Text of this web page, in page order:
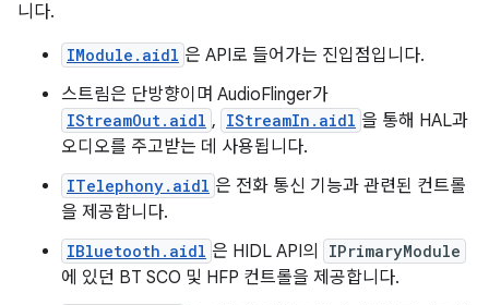
니다.
IModule.aidl 은 API로 들어가는 진입점입니다.
스트림은 단방향이며 AudioFlinger가
IStreamOut.aidl , IStreamIn.aidl 을 통해 HAL과
오디오를 주고받는 데 사용됩니다.
ITelephony.aidl 은 전화 통신 기능과 관련된 컨트롤
을 제공합니다.
IBluetooth.aidl 은 HIDL API의 IPrimaryModule
에 있던 BT SCO 및 HFP 컨트롤을 제공합니다.